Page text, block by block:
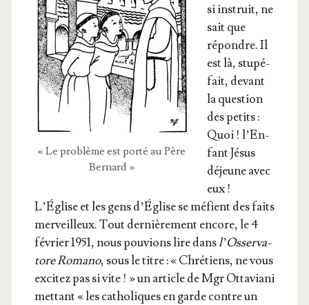
« Le pro­blème est por­té au Père
Bernard »
si ins­truit, ne
sait que
répondre. Il
est là, stu­pé­
fait, devant
la ques­tion
des petits :
Quoi ! l’En­
fant Jésus
déjeune avec
eux !
L’Église et les gens d’Église se méfient des faits
mer­veilleux. Tout der­niè­re­ment encore, le 4
février 1951, nous pou­vions lire dansl’Os­ser­va­
tore Roma­no, sous le titre : « Chré­tiens, ne vous
exci­tez pas si vite ! » un article de Mgr Otta­via­ni
met­tant « les catho­liques en garde contre un